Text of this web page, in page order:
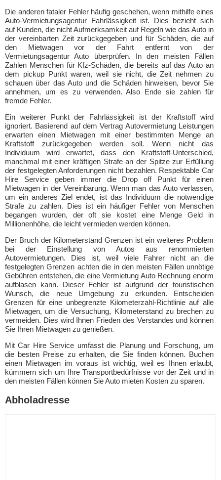
Die anderen fataler Fehler häufig geschehen, wenn mithilfe eines
Auto-Vermietungsagentur Fahrlässigkeit ist. Dies bezieht sich
auf Kunden, die nicht Aufmerksamkeit auf Regeln wie das Auto in
der vereinbarten Zeit zurückgegeben und für Schäden, die auf
den Mietwagen vor der Fahrt entfernt von der
Vermietungsagentur Auto überprüfen. In den meisten Fällen
Zahlen Menschen für Kfz-Schäden, die bereits auf das Auto an
dem pickup Punkt waren, weil sie nicht, die Zeit nehmen zu
schauen über das Auto und die Schäden hinweisen, bevor Sie
annehmen, um es zu verwenden. Also Ende sie zahlen für
fremde Fehler.
Ein weiterer Punkt der Fahrlässigkeit ist der Kraftstoff wird
ignoriert. Basierend auf dem Vertrag Autovermietung Leistungen
erwarten einen Mietwagen mit einer bestimmten Menge an
Kraftstoff zurückgegeben werden soll. Wenn nicht das
Individuum wird erwartet, dass den Kraftstoff-Unterschied,
manchmal mit einer kräftigen Strafe an der Spitze zur Erfüllung
der festgelegten Anforderungen nicht bezahlen. Respektable Car
Hire Service geben immer die Drop off Punkt für einen
Mietwagen in der Vereinbarung. Wenn man das Auto verlassen,
um ein anderes Ziel endet, ist das Individuum die notwendige
Strafe zu zahlen. Dies ist ein häufiger Fehler von Menschen
begangen wurden, der oft sie kostet eine Menge Geld in
Millionenhöhe, die leicht vermieden werden können.
Der Bruch der Kilometerstand Grenzen ist ein weiteres Problem
bei der Einstellung von Autos aus renommierten
Autovermietungen. Dies ist, weil viele Fahrer nicht an die
festgelegten Grenzen achten die in den meisten Fällen unnötige
Gebühren entstehen, die eine Vermietung Auto Rechnung enorm
aufblasen kann. Dieser Fehler ist aufgrund der touristischen
Wunsch, die neue Umgebung zu erkunden. Entscheiden
Grenzen für eine unbegrenzte Kilometerzahl-Richtlinie auf alle
Mietwagen, um die Versuchung, Kilometerstand zu brechen zu
vermeiden. Dies wird Ihnen Frieden des Verstandes und können
Sie Ihren Mietwagen zu genießen.
Mit Car Hire Service umfasst die Planung und Forschung, um
die besten Preise zu erhalten, die Sie finden können. Buchen
einen Mietwagen im voraus ist wichtig, weil es Ihnen erlaubt,
kümmern sich um Ihre Transportbedürfnisse vor der Zeit und in
den meisten Fällen können Sie Auto mieten Kosten zu sparen.
Abholadresse